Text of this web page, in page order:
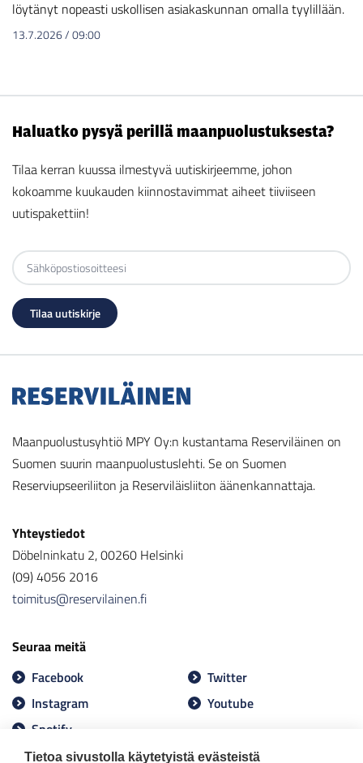
Tietoa sivustolla käytetyistä evästeistä
löytänyt nopeasti uskollisen asiakaskunnan omalla tyylillään.
13.7.2026/09:00
Haluatko pysyä perillä maanpuolustuksesta?
Tilaa kerran kuussa ilmestyvä uutiskirjeemme, johon
kokoamme kuukauden kiinnostavimmat aiheet tiiviiseen
uutispakettiin!
Maanpuolustusyhtiö MPY Oy:n kustantama Reserviläinen on
Suomen suurin maanpuolustuslehti. Se on Suomen
Reserviupseeriliiton ja Reserviläisliiton äänenkannattaja.
Yhteystiedot
Döbelninkatu 2, 00260 Helsinki
(09) 4056 2016
toimitus@reservilainen.fi
Seuraa meitä
Facebook
Twitter
Instagram
Youtube
Spotify